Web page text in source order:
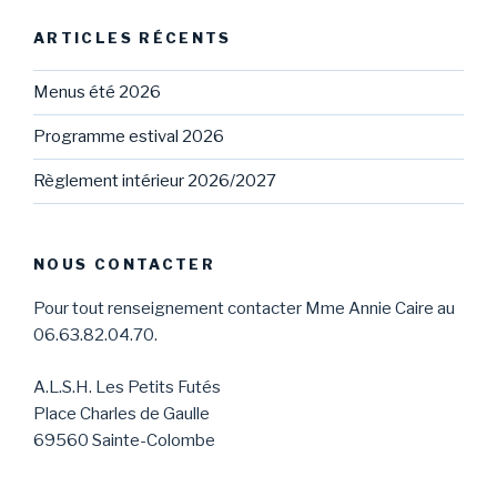
ARTICLES RÉCENTS
Menus été 2026
Programme estival 2026
Règlement intérieur 2026/2027
NOUS CONTACTER
Pour tout renseignement contacter Mme Annie Caire au
06.63.82.04.70.
A.L.S.H. Les Petits Futés
Place Charles de Gaulle
69560 Sainte-Colombe